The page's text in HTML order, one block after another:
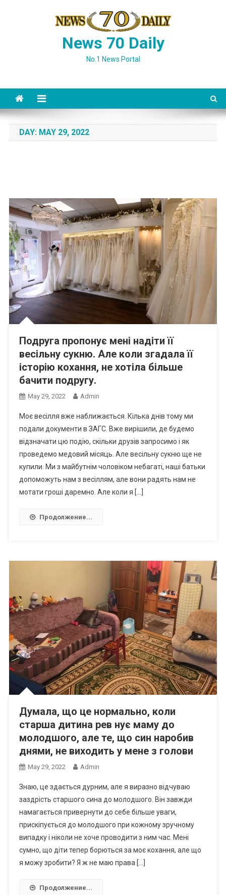
News 70 Daily
No.1 News Portal
DAY: MAY 29, 2022
Подруга пропонує мені надіти її
весільну сукню. Але коли згадала її
історію кохання, не хотіла більше
бачити подругу.
May 29, 2022 Admin
Моє весілля вже наближається. Кілька днів тому ми
подали документи в ЗАГС. Вже вирішили, де будемо
відзначати цю подію, скільки друзів запросимо і як
проведемо медовий місяць. Але весільну сукню ще не
купили. Ми з майбутнім чоловіком небагаті, наші батьки
допоможуть нам з весіллям, але вони радять нам не
мотати гроші даремно. Але коли я […]
Продолжение...
Думала, що це нормально, коли
старша дитина рев нує маму до
молодшого, але те, що син наробив
днями, не виходить у мене з голови
May 29, 2022 Admin
Знаю, це здається дурним, але я виразно відчуваю
заздрість старшого сина до молодшого. Він завжди
намагається привернути до себе більше уваги,
прискіпується до молодшого при кожному зручному
випадку і ніколи не хоче проводити з ним час. Мені
сумно, що діти тепер борються за моє кохання, але що
я можу зробити? Я ж не маю права […]
Продолжение...